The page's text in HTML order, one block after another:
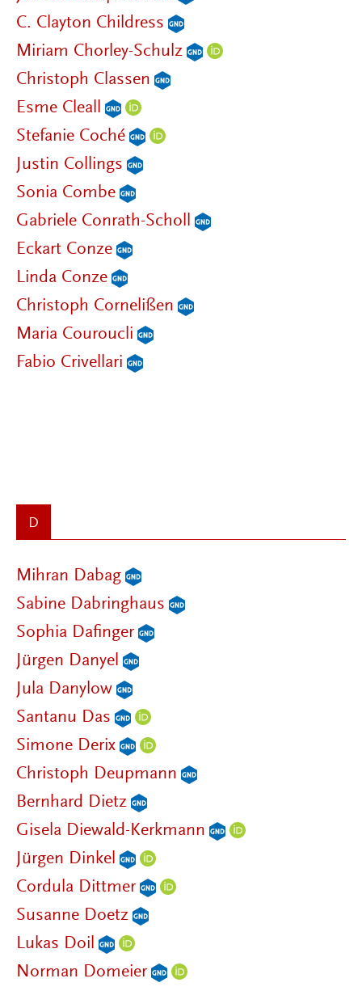
C. Clayton Childress
Miriam Chorley-Schulz
Christoph Classen
Esme Cleall
Stefanie Coché
Justin Collings
Sonia Combe
Gabriele Conrath-Scholl
Eckart Conze
Linda Conze
Christoph Cornelißen
Maria Couroucli
Fabio Crivellari
D
Mihran Dabag
Sabine Dabringhaus
Sophia Dafinger
Jürgen Danyel
Jula Danylow
Santanu Das
Simone Derix
Christoph Deupmann
Bernhard Dietz
Gisela Diewald-Kerkmann
Jürgen Dinkel
Cordula Dittmer
Susanne Doetz
Lukas Doil
Norman Domeier